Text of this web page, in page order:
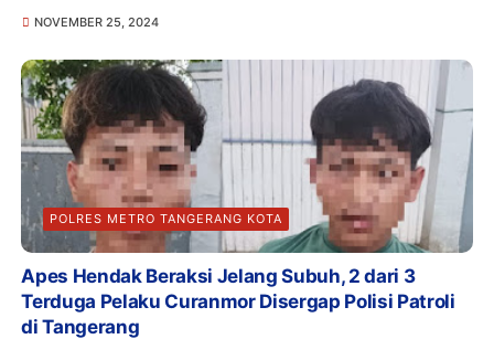
NOVEMBER 25, 2024
POLRES METRO TANGERANG KOTA
Apes Hendak Beraksi Jelang Subuh, 2 dari 3
Terduga Pelaku Curanmor Disergap Polisi Patroli
di Tangerang